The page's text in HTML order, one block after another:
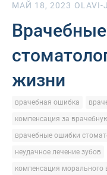
МАЙ 18, 2023 OLAVI-
жизни
врачебная ошибка
компенсация за
врачебные ошибки
неудачное лечение зубов
компенсация морального